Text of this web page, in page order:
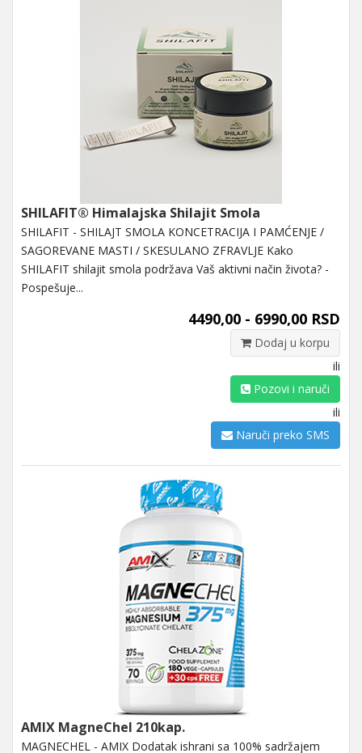
SHILAFIT® Himalajska Shilajit Smola
SHILAFIT - SHILAJT SMOLA KONCETRACIJA I PAMĆENJE /
SAGOREVANE MASTI / SKESULANO ZFRAVLJE Kako
SHILAFIT shilajit smola podržava Vaš aktivni način života? -
Pospešuje...
4490,00 - 6990,00 RSD
Dodaj u korpu
ili
Pozovi i naruči
ili
Naruči preko SMS
AMIX MagneChel 210kap.
MAGNECHEL - AMIX Dodatak ishrani sa 100% sadržajem